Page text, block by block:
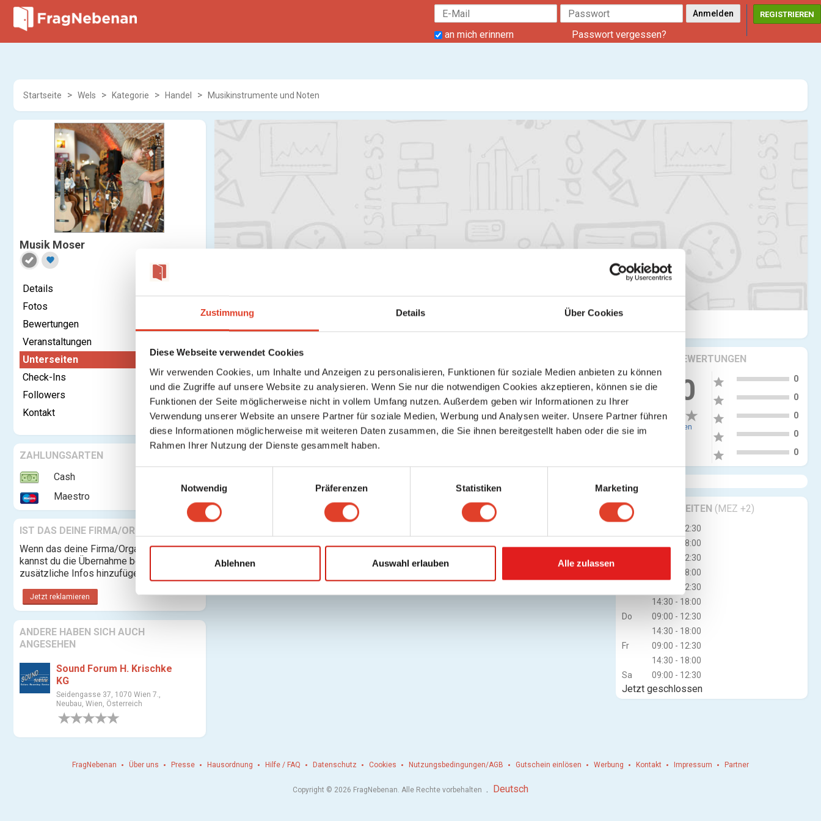
Zustimmung Details Über Cookies
Diese Webseite verwendet Cookies
Wir verwenden Cookies, um Inhalte und Anzeigen zu personalisieren, Funktionen für soziale Medien anbieten zu können
und die Zugriffe auf unsere Website zu analysieren. Wenn Sie nur die notwendigen Cookies akzeptieren, können sie die
Funktionen der Seite möglicherweise nicht in vollem Umfang nutzen. Außerdem geben wir Informationen zu Ihrer
Verwendung unserer Website an unsere Partner für soziale Medien, Werbung und Analysen weiter. Unsere Partner führen
diese Informationen möglicherweise mit weiteren Daten zusammen, die Sie ihnen bereitgestellt haben oder die sie im
Rahmen Ihrer Nutzung der Dienste gesammelt haben.
w
l
l
i
g
n
g
a
s
w
h
Notwendig Präferenzen Statistiken Marketing
Ablehnen Auswahl erlauben Alle zulassen
an mich erinnern Passwort vergessen?
REGISTRIEREN
Startseite Wels Kategorie Handel Musikinstrumente und Noten
Musik Moser
favorite
Details
Fotos
Bewertungen
Veranstaltungen
Unterseiten
Check-Ins
Followers
Kontakt
ZAHLUNGSARTEN
Cash
Maestro
IST DAS DEINE FIRMA/ORGANISATION?
Wenn das deine Firma/Organisation ist,
kannst du die Übernahme beantragen und
zusätzliche Infos hinzufügen.
Jetzt reklamieren
ANDERE HABEN SICH AUCH
ANGESEHEN
Sound Forum H. Krischke
KG
Seidengasse 37, 1070 Wien 7.,
Neubau, Wien, Österreich
KRITIKEN & BEWERTUNGEN
0.00
0 Bewertungen
star 0
star 0
star 0
star 0
star 0
GESCHÄFTSZEITEN (MEZ +2)
09:00 - 12:30
14:30 - 18:00
09:00 - 12:30
14:30 - 18:00
09:00 - 12:30
14:30 - 18:00
Do
09:00 - 12:30
14:30 - 18:00
Fr
09:00 - 12:30
14:30 - 18:00
Sa
09:00 - 12:30
Jetzt geschlossen
Musik Moser Unterseite
Bitteupgradedein Package, um eine Unterseite für dein Unternehmen zu erstellen
Keine Unterseiten gefunden
FragNebenan Über uns Presse Hausordnung Hilfe / FAQ Datenschutz Cookies Nutzungsbedingungen/AGB Gutschein einlösen Werbung Kontakt Impressum Partner
Copyright © 2026 FragNebenan. Alle Rechte vorbehalten . Deutsch